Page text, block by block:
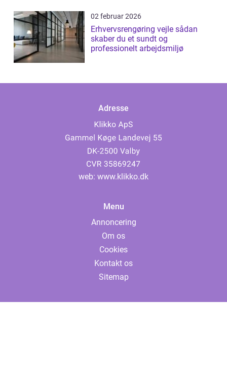
02 februar 2026
Erhvervsrengøring vejle sådan
skaber du et sundt og
professionelt arbejdsmiljø
Adresse
web: www.klikko.dk
Menu
Annoncering
Om os
Cookies
Kontakt os
Sitemap